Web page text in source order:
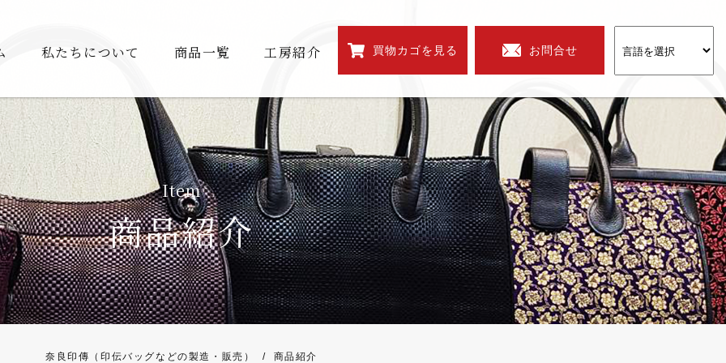
私たちについて 商品一覧 工房紹介 買物カゴを見る お問合せ
Item
商品紹介
奈良印傳（印伝バッグなどの製造・販売） / 商品紹介